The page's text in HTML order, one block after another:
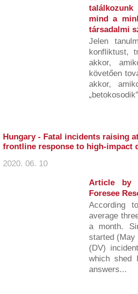
találkozunk
mind a
társadalmi
Jelen
konfliktust,
akkor,
követően
akkor,
Hungary - Fatal incidents raising
frontline response to high-impact
2020. 06. 10
Article by
Foresee
According
average
a month.
started (May
(DV)
which shed
answers...